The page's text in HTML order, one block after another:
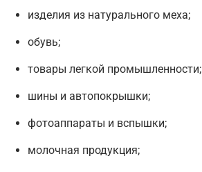
изделия из натурального меха;
обувь;
товары легкой промышленности;
шины и автопокрышки;
фотоаппараты и вспышки;
молочная продукция;